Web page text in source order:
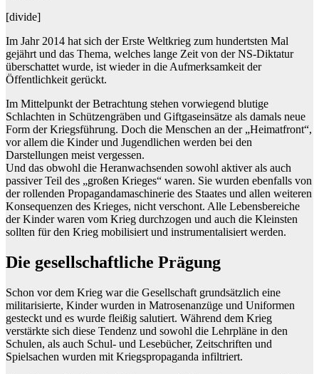
[divide]
Im Jahr 2014 hat sich der Erste Weltkrieg zum hundertsten Mal
gejährt und das Thema, welches lange Zeit von der NS-Diktatur
überschattet wurde, ist wieder in die Aufmerksamkeit der
Öffentlichkeit gerückt.
Im Mittelpunkt der Betrachtung stehen vorwiegend blutige
Schlachten in Schützengräben und Giftgaseinsätze als damals neue
Form der Kriegsführung. Doch die Menschen an der „Heimatfront“,
vor allem die Kinder und Jugendlichen werden bei den
Darstellungen meist vergessen.
Und das obwohl die Heranwachsenden sowohl aktiver als auch
passiver Teil des „großen Krieges“ waren. Sie wurden ebenfalls von
der rollenden Propagandamaschinerie des Staates und allen weiteren
Konsequenzen des Krieges, nicht verschont. Alle Lebensbereiche
der Kinder waren vom Krieg durchzogen und auch die Kleinsten
sollten für den Krieg mobilisiert und instrumentalisiert werden.
Die gesellschaftliche Prägung
Schon vor dem Krieg war die Gesellschaft grundsätzlich eine
militarisierte, Kinder wurden in Matrosenanzüge und Uniformen
gesteckt und es wurde fleißig salutiert. Während dem Krieg
verstärkte sich diese Tendenz und sowohl die Lehrpläne in den
Schulen, als auch Schul- und Lesebücher, Zeitschriften und
Spielsachen wurden mit Kriegspropaganda infiltriert.